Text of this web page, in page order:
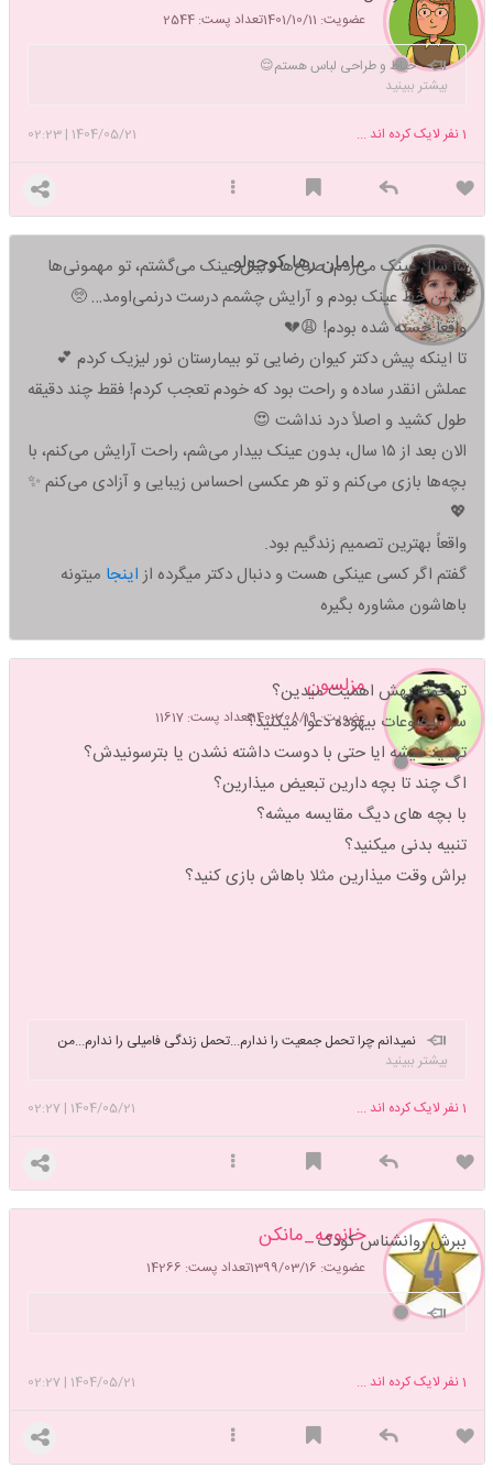
عضویت: 1401/10/11 تعداد پست: 2544
خیاط و طراحی لباس هستم😌
بیشتر ببینید
1404/05/21
|
02:23 1نفر لایک کرده اند ...
مامان رها کوچولو
۱۵ سال عینک می‌زدم، صبح‌ها دنبال عینک می‌گشتم، تو مهمونی‌ها
نگران خط عینک بودم و آرایش چشمم درست درنمی‌اومد… 🥺
واقعاً خسته شده بودم! 😩💔
تا اینکه پیش دکتر کیوان رضایی تو بیمارستان نور لیزیک کردم 💕
عملش انقدر ساده و راحت بود که خودم تعجب کردم! فقط چند دقیقه
طول کشید و اصلاً درد نداشت 😍
الان بعد از ۱۵ سال، بدون عینک بیدار می‌شم، راحت آرایش می‌کنم، با
بچه‌ها بازی می‌کنم و تو هر عکسی احساس زیبایی و آزادی می‌کنم ✨
💖
واقعاً بهترین تصمیم زندگیم بود.
گفتم اگر کسی عینکی هست و دنبال دکتر میگرده از اینجا میتونه
باهاشون مشاوره بگیره
مزلسون
عضویت: 1402/08/19 تعداد پست: 11617
تو خونه بهش اهمیت میدین؟
سر موضوعات بیهوده دعوا میکنید؟
تهدید میشه ایا حتی با دوست داشته نشدن یا بترسونیدش؟
اگ چند تا بچه دارین تبعیض میذارین؟
با بچه های دیگ مقایسه میشه؟
تنبیه بدنی میکنید؟
براش وقت میذارین مثلا باهاش بازی کنید؟
نمیدانم چرا تحمل جمعیت را ندارم...تحمل زندگی فامیلی را ندارم...من
آنقدر به تنهایی خود عادت کرده ام که در هر حالت دیگری خودم را بلافاصله
نزدیک که میشوم میبینم که اصلا استعدادش را ندارم...!
بیشتر ببینید
1404/05/21
|
02:27 1نفر لایک کرده اند ...
خانومه_مانكن
عضویت: 1399/03/16 تعداد پست: 14266
ببرش روانشناس کودک
1404/05/21
|
02:27 1نفر لایک کرده اند ...